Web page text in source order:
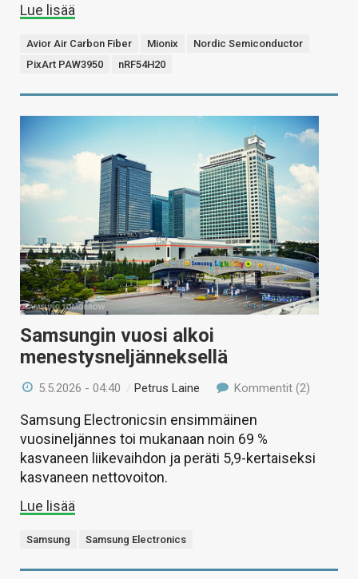
Lue lisää
Avior Air Carbon Fiber Mionix
Nordic Semiconductor
PixArt PAW3950
nRF54H20
Samsungin vuosi alkoi
menestysneljänneksellä
5.5.2026 - 04:40 /Petrus Laine Kommentit (2)
Samsung Electronicsin ensimmäinen
vuosineljännes toi mukanaan noin 69 %
kasvaneen liikevaihdon ja peräti 5,9-kertaiseksi
kasvaneen nettovoiton.
Lue lisää
Samsung Samsung Electronics